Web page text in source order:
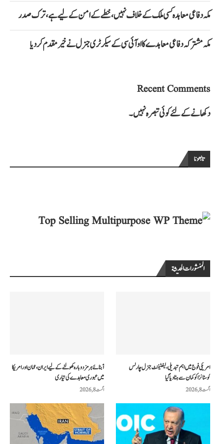
مکہ دفاعی معاہدہ کسی ملک کے خلاف نہیں، خطے کے امن کے لیے ہے، ترک صدر
مکہ مشترکہ دفاعی معاہدے کا او آئی سی کے سیکرٹری جنرل نے خیرمقدم کردیا
Recent Comments
دکھانے کے لئے کوئی تبصرہ نہیں۔
تابعونا
المنشورات الحديثة
آبنائے ہرمز دوبارہ کھولنے کے لیے ایران، عمان اور امریکا
میں عبوری معاہدے کی تیاری
اگست 8, 2026
امریکی فوج میں اہم تبدیلی، لیفٹیننٹ جنرل چارلس
کوسٹانزا کو کمان سے ہٹا دیا گیا
اگست 8, 2026